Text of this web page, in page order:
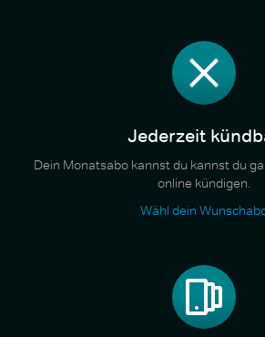
Jederzeit
Dein Monatsabo kannst du kannst du
online kündigen.
Wähl dein